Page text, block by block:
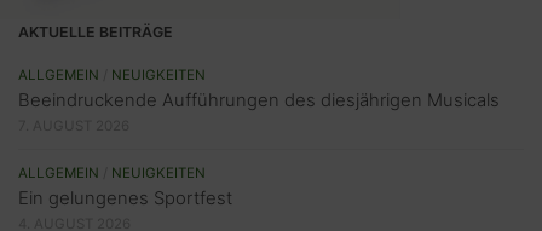
AKTUELLE BEITRÄGE
ALLGEMEIN NEUIGKEITEN
Beeindruckende Aufführungen des diesjährigen Musicals
ALLGEMEIN NEUIGKEITEN
Ein gelungenes Sportfest